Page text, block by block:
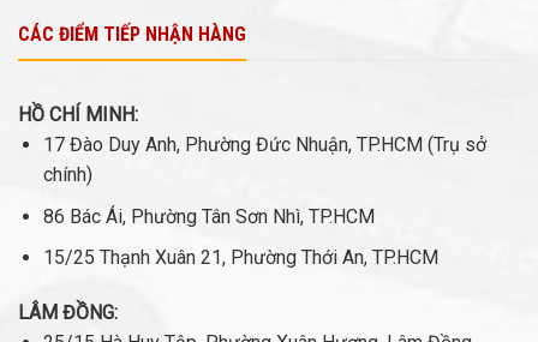
CÁC ĐIỂM TIẾP NHẬN HÀNG
HỒ CHÍ MINH:
17 Đào Duy Anh, Phường Đức Nhuận, TP.HCM (Trụ sở
chính)
86 Bác Ái, Phường Tân Sơn Nhì, TP.HCM
15/25 Thạnh Xuân 21, Phường Thới An, TP.HCM
LÂM ĐỒNG: